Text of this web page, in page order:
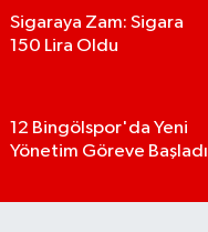
Sigaraya Zam: Sigara
150 Lira Oldu
12 Bingölspor'da Yeni
Yönetim Göreve Başladı